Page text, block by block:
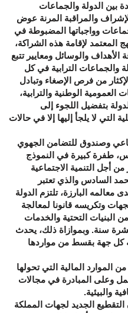
بين الدولة والجماعات
والمراقبة المرنة عوض
وواجباتها المضبوطة في
المعتمد لإقامة هذه الشراكة،
والوسائل ومعايير تتبع
والجماعات الترابية في كل
من فرص الإصغاء وتبادل
الوطنية والترابية،
بتفضيل اللجوء إلى
التي لا يلجأ إليها إلا في حالات
وصندوق للتضامن الجهوي
طفرة كبيرة في النموذج
أجل التنمية الاجتماعية
السادس والذي تعتبر
معالمه البارزة، تلتزم الدولة
وتكريسه قانونا لمعالجة
البنيات التحتية والخدمات
سنة. وبموازاة ذلك، يحدث
كل جهة بقسط من مواردها
المالية التي تحولها
وعلى المبادرة في مجالات
والبيئية.
الجديد لجهات المملكة